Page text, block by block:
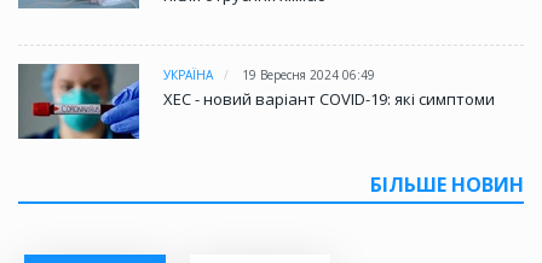
УКРАЇНА 19 Вересня 2024 06:49
XEC - новий варіант COVID-19: які симптоми
БІЛЬШЕ НОВИН